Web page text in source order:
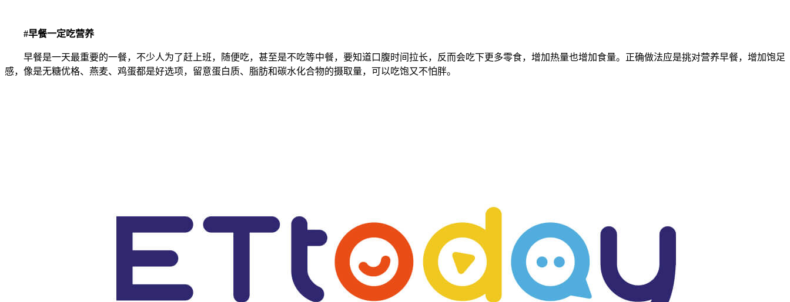
#早餐一定吃营养
早餐是一天最重要的一餐，不少人为了赶上班，随便吃，甚至是不吃等中餐，要知道口腹时间拉长，反而会吃下更多零食，增加热量也增加食量。正确做法应是挑对营养早餐，增加饱足
感，像是无糖优格、燕麦、鸡蛋都是好选项，留意蛋白质、脂肪和碳水化合物的摄取量，可以吃饱又不怕胖。